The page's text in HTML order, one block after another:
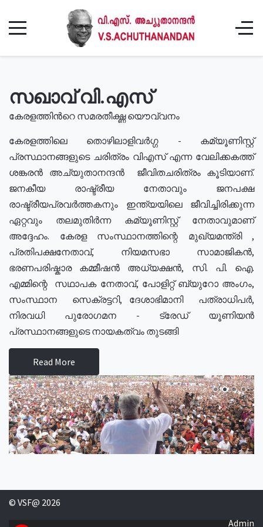
സഖാവ് വി.എസ്
കേരളത്തിൻറെ സമരതീക്ഷ്ണ യൌവ്വനം
കേരളത്തിലെ തൊഴിലാളിവർഗ്ഗ - കമ്യൂണിസ്റ്റ്
പ്രസ്ഥാനങ്ങളുടെ ചരിത്രം വിഎസ് എന്ന വേലിക്കകത്ത്
ശങ്കരൻ അച്യുതാനന്ദൻ ജീവിതചരിത്രം കൂടിയാണ്.
ജനകീയ രാഷ്ട്രീയ നേതാവും ജനപക്ഷ
രാഷ്ട്രീയപ്രവർത്തകനും ഇന്ത്യയിലെ ജീവിച്ചിരിക്കുന്ന
ഏറ്റവും തലമുതിർന്ന കമ്യൂണിസ്റ്റ് നേതാവുമാണ്
അദ്ദേഹം. കേരള സംസ്ഥാനത്തിന്റെ മുഖ്യമന്ത്രി ,
പ്രതിപക്ഷനേതാവ്, നിയമസഭാ സാമാജികൻ,
ഭരണപരിഷ്കാര കമ്മീഷൻ അധ്യക്ഷൻ, സി. പി. ഐ.
എമ്മിന്റെ സഥാപക നേതാവ്, പോളിറ്റ് ബ്യുറോ അംഗം,
സംസ്ഥാന സെക്രട്ടറി, ദേശാഭിമാനി പത്രാധിപർ,
നിരവധി പുരോഗമന - ട്രേഡ് യൂണിയൻ
പ്രസ്ഥാനങ്ങളുടെ നായകത്വം തുടങ്ങി
Read More
© VSF@ 2026
Admin